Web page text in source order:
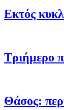
Εκτός
Τριήμερο
Θάσος: